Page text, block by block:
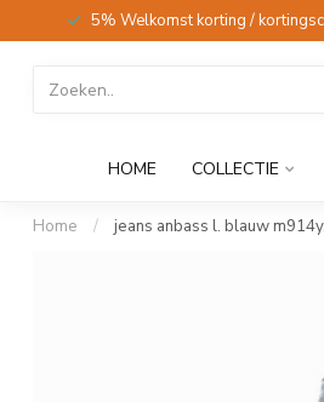
5% Welkomst korting /
HOME COLLECTIE
Home / jeans anbass l. blauw